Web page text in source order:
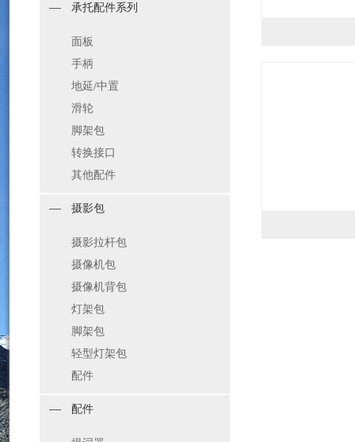
承托配件系列
面板
手柄
地延/中置
滑轮
脚架包
转换接口
其他配件
摄影包
摄影拉杆包
摄像机包
摄像机背包
灯架包
脚架包
轻型灯架包
配件
配件